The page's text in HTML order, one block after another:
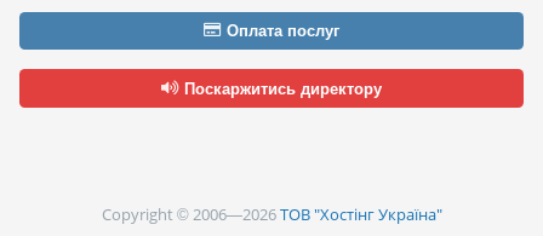
Оплата послуг
Поскаржитись директору
Copyright © 2006—2026ТОВ "Хостінг Україна"